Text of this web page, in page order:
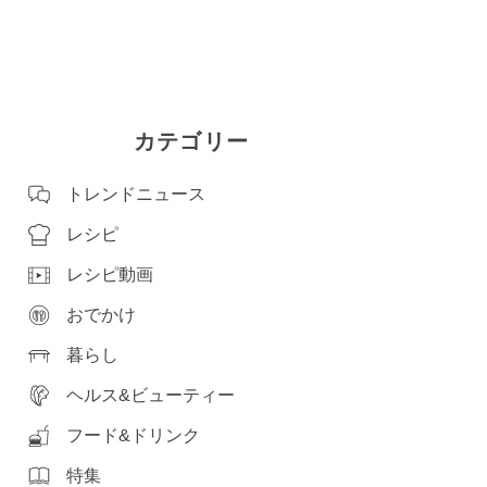
カテゴリー
トレンドニュース
レシピ
レシピ動画
おでかけ
暮らし
ヘルス&ビューティー
フード&ドリンク
特集